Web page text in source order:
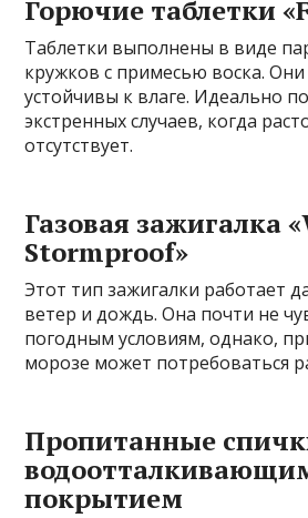
Горючие таблетки
Таблетки выполнены в виде
кружков с примесью воска. Они
устойчивы к влаге. Идеально
экстренных случаев, когда
отсутствует.
Газовая зажигалка
Stormproof»
Этот тип зажигалки работает
ветер и дождь. Она почти не
погодным условиям, однако,
морозе может потребоваться
Пропитанные
покрытием